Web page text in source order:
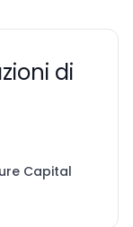
di
Capital